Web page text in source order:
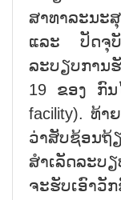
ສາທາລະນະ
ແລະ ປັດຈຸບັ
ລະບຽບການ
19 ຂອງ ກົນ
facility). ທ້າ
ວ່າສັບຊ້ອນ
ສຳເລັດລະບ
ຈະຮັບເອົາວັ